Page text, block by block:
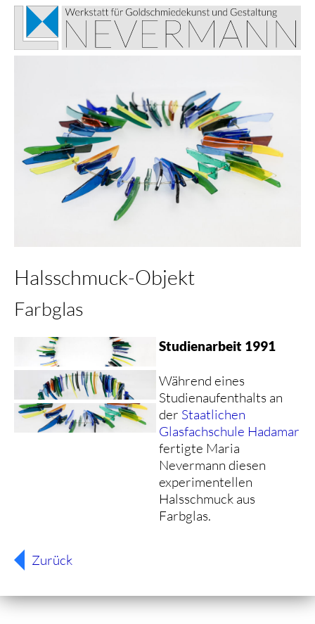
Halsschmuck-Objekt
Farbglas
Studienarbeit 1991
Während eines
Studienaufenthalts an
der Staatlichen
Glasfachschule Hadamar
fertigte Maria
Nevermann diesen
experimentellen
Halsschmuck aus
Farbglas.
Zurück